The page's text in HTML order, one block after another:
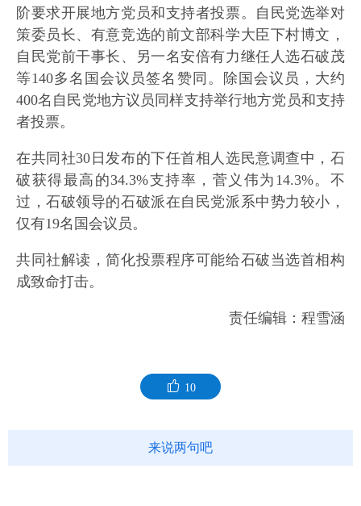
阶要求开展地方党员和支持者投票。自民党选举对
策委员长、有意竞选的前文部科学大臣下村博文，
自民党前干事长、另一名安倍有力继任人选石破茂
等140多名国会议员签名赞同。除国会议员，大约
400名自民党地方议员同样支持举行地方党员和支持
者投票。
在共同社30日发布的下任首相人选民意调查中，石
破获得最高的34.3%支持率，菅义伟为14.3%。不
过，石破领导的石破派在自民党派系中势力较小，
仅有19名国会议员。
共同社解读，简化投票程序可能给石破当选首相构
成致命打击。
责任编辑：程雪涵
10
来说两句吧